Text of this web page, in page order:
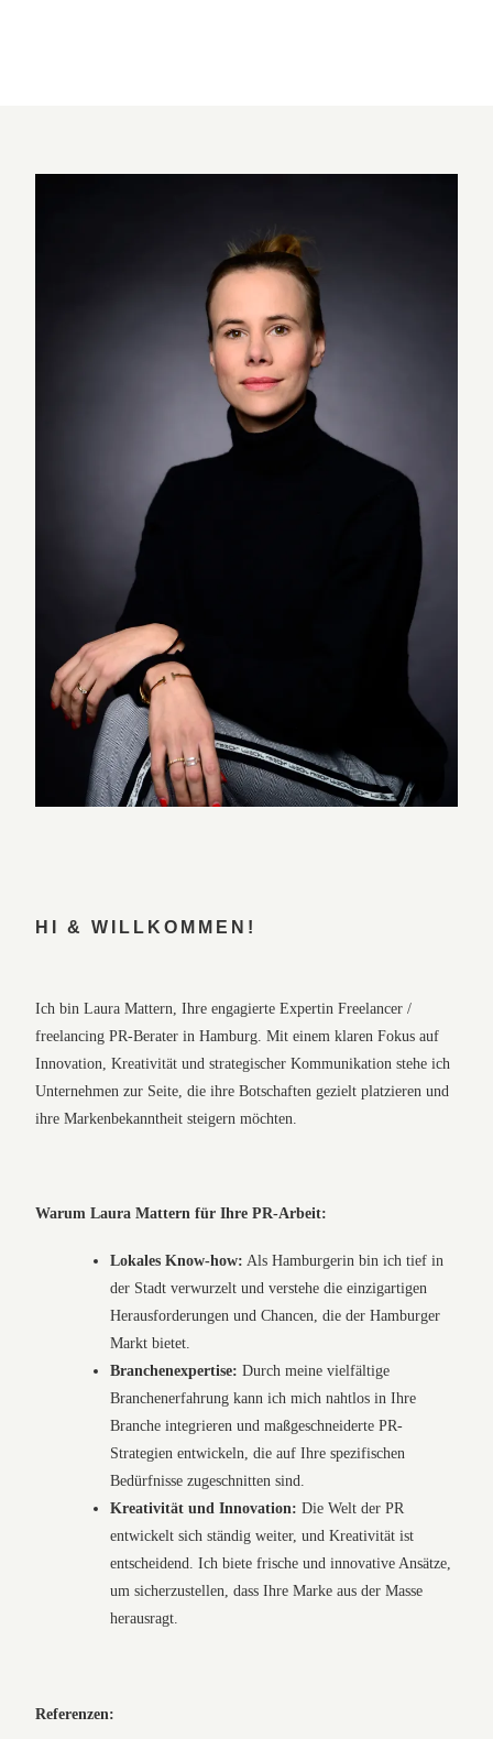
HI & WILLKOMMEN!
Ich bin Laura Mattern, Ihre engagierte Expertin Freelancer /
freelancing PR-Berater in Hamburg. Mit einem klaren Fokus auf
Innovation, Kreativität und strategischer Kommunikation stehe ich
Unternehmen zur Seite, die ihre Botschaften gezielt platzieren und
ihre Markenbekanntheit steigern möchten.
Warum Laura Mattern für Ihre PR-Arbeit:
Lokales Know-how: Als Hamburgerin bin ich tief in
der Stadt verwurzelt und verstehe die einzigartigen
Herausforderungen und Chancen, die der Hamburger
Markt bietet.
Branchenexpertise: Durch meine vielfältige
Branchenerfahrung kann ich mich nahtlos in Ihre
Branche integrieren und maßgeschneiderte PR-
Strategien entwickeln, die auf Ihre spezifischen
Bedürfnisse zugeschnitten sind.
Kreativität und Innovation: Die Welt der PR
entwickelt sich ständig weiter, und Kreativität ist
entscheidend. Ich biete frische und innovative Ansätze,
um sicherzustellen, dass Ihre Marke aus der Masse
herausragt.
Referenzen: